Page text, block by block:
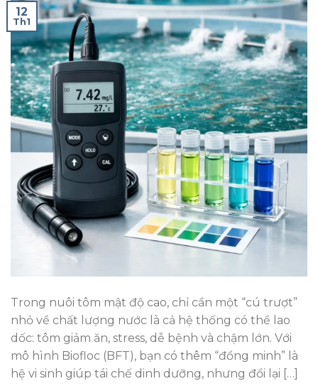
12
Th1
Trong nuôi tôm mật độ cao, chỉ cần một “cú trượt”
nhỏ về chất lượng nước là cả hệ thống có thể lao
dốc: tôm giảm ăn, stress, dễ bệnh và chậm lớn. Với
mô hình Biofloc (BFT), bạn có thêm “đồng minh” là
hệ vi sinh giúp tái chế dinh dưỡng, nhưng đổi lại […]